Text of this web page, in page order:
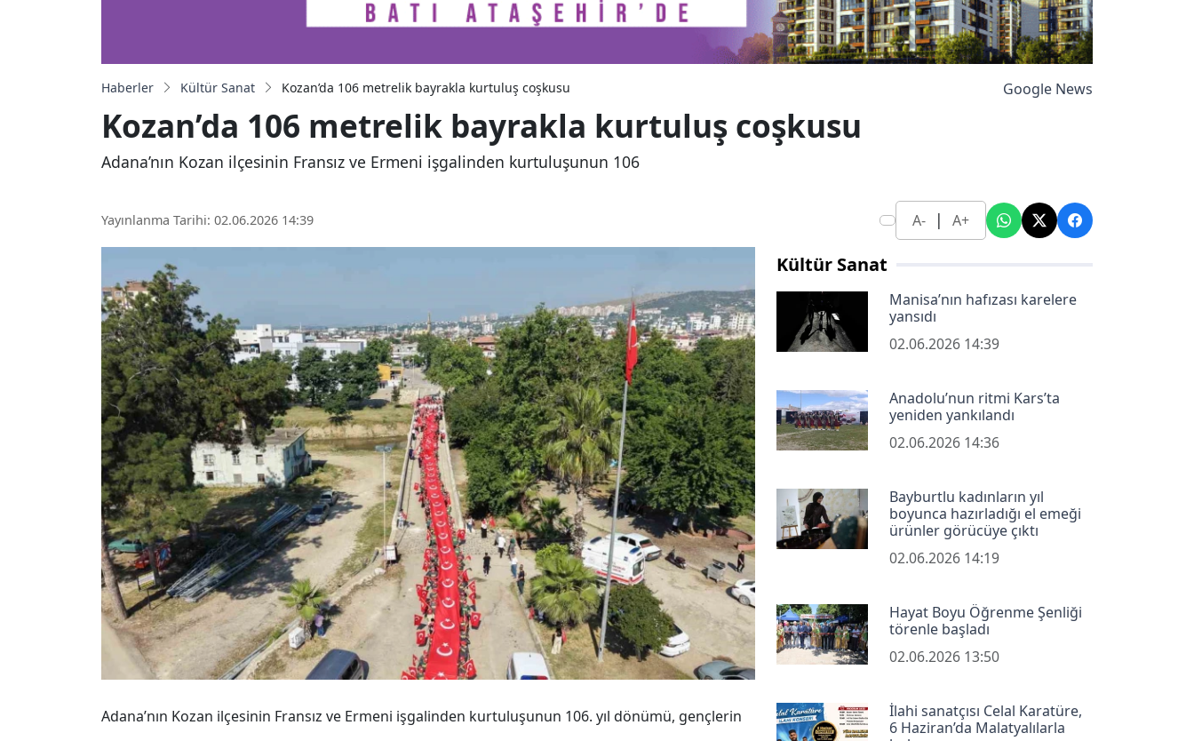
Haberler Kültür Sanat Kozan’da 106 metrelik bayrakla kurtuluş coşkusu Google News
Kozan’da 106 metrelik bayrakla kurtuluş coşkusu
Adana’nın Kozan ilçesinin Fransız ve Ermeni işgalinden kurtuluşunun 106
Yayınlanma Tarihi: 02.06.2026 14:39 A- | A+
Adana’nın Kozan ilçesinin Fransız ve Ermeni işgalinden kurtuluşunun 106. yıl dönümü, gençlerin
Kültür Sanat
Manisa’nın hafızası karelere
yansıdı
02.06.2026 14:39
Anadolu’nun ritmi Kars’ta
yeniden yankılandı
02.06.2026 14:36
Bayburtlu kadınların yıl
boyunca hazırladığı el emeği
ürünler görücüye çıktı
02.06.2026 14:19
Hayat Boyu Öğrenme Şenliği
törenle başladı
02.06.2026 13:50
İlahi sanatçısı Celal Karatüre,
6 Haziran’da Malatyalılarla